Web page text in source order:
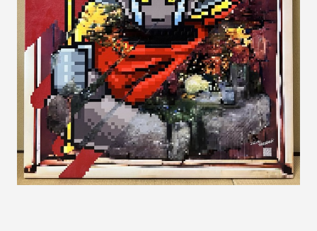
- Gallery Collaborations
- Kyoto Meetings
Artworks 作品一覧
ACK Curates
- Satellite Program “Flowers of Time”
- Public Program
Talks トークイベント